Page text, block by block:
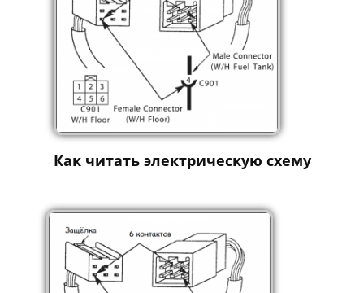
Как читать электрическую схему